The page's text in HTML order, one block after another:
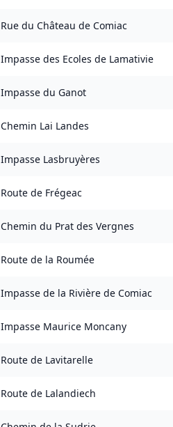
Rue du Château de Comiac
Impasse des Ecoles de Lamativie
Impasse du Ganot
Chemin Lai Landes
Impasse Lasbruyères
Route de Frégeac
Chemin du Prat des Vergnes
Route de la Roumée
Impasse de la Rivière de Comiac
Impasse Maurice Moncany
Route de Lavitarelle
Route de Lalandiech